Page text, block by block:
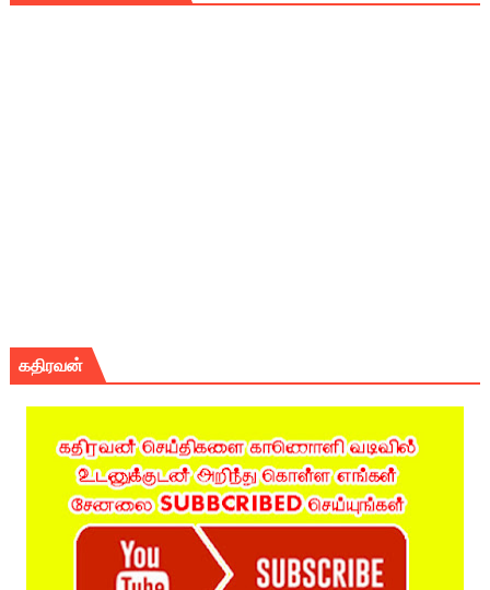
கதிரவன்